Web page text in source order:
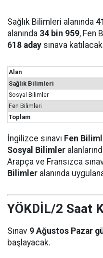
Sağlık Bilimleri alanında
alanında 34 bin 959, Fen
618 aday sınava
Alan
Sağlık Bilimleri
Sosyal Bilimler
Fen Bilimleri
Toplam
İngilizce sınavı Fen
Sosyal Bilimler
Arapça ve Fransızca
Bilimler alanında
YÖKDİL/2 Saat
Sınav 9 Ağustos Pazar
başlayacak.